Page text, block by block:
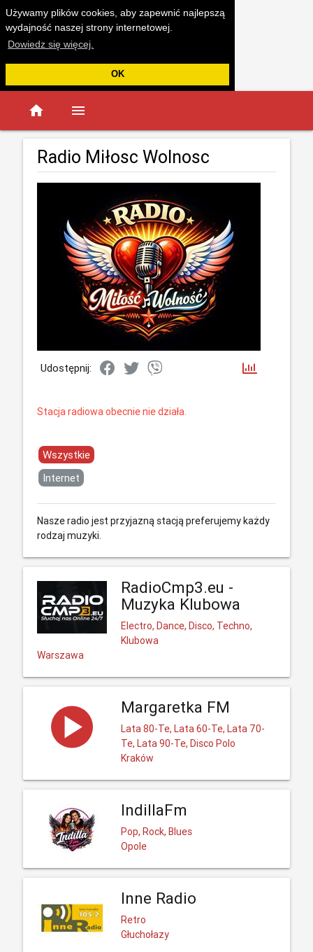
Używamy plików cookies, aby zapewnić najlepszą
wydajność naszej strony internetowej.
Dowiedz się więcej.
OK
home menu
Radio Miłosc Wolnosc
Udostępnij:
Stacja radiowa obecnie nie działa.
Wszystkie
Internet
Nasze radio jest przyjazną stacją preferujemy każdy
rodzaj muzyki.
RadioCmp3.eu -
Muzyka Klubowa
Electro, Dance, Disco, Techno,
Klubowa
Warszawa
Margaretka FM
Lata 80-Te, Lata 60-Te, Lata 70-
Te, Lata 90-Te, Disco Polo
Kraków
IndillaFm
Pop, Rock, Blues
Opole
Inne Radio
Retro
Głuchołazy